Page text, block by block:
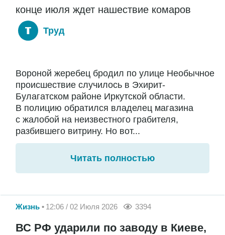
конце июля ждет нашествие комаров
Труд
Вороной жеребец бродил по улице Необычное
происшествие случилось в Эхирит-
Булагатском районе Иркутской области.
В полицию обратился владелец магазина
с жалобой на неизвестного грабителя,
разбившего витрину. Но вот...
Читать полностью
Жизнь 12:06 / 02 Июля 2026 3394
ВС РФ ударили по заводу в Киеве,